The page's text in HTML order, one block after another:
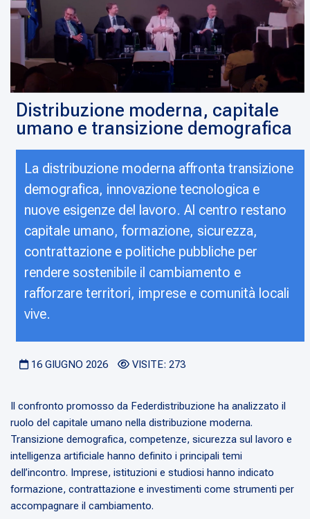
Distribuzione moderna, capitale
umano e transizione demografica
La distribuzione moderna affronta transizione
demografica, innovazione tecnologica e
nuove esigenze del lavoro. Al centro restano
capitale umano, formazione, sicurezza,
contrattazione e politiche pubbliche per
rendere sostenibile il cambiamento e
rafforzare territori, imprese e comunità locali
vive.
16 GIUGNO 2026 VISITE: 273
Il confronto promosso da Federdistribuzione ha analizzato il
ruolo del capitale umano nella distribuzione moderna.
Transizione demografica, competenze, sicurezza sul lavoro e
intelligenza artificiale hanno definito i principali temi
dell’incontro. Imprese, istituzioni e studiosi hanno indicato
formazione, contrattazione e investimenti come strumenti per
accompagnare il cambiamento.